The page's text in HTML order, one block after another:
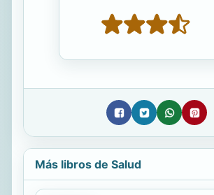
Más libros de Salud